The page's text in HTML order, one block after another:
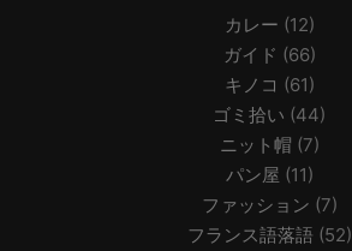
カレー (12)
ガイド (66)
キノコ (61)
ゴミ拾い (44)
ニット帽 (7)
パン屋 (11)
ファッション (7)
フランス語落語 (52)